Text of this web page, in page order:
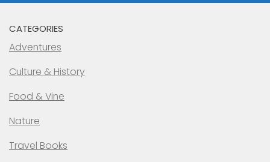
CATEGORIES
Adventures
Culture & History
Food & Vine
Nature
Travel Books